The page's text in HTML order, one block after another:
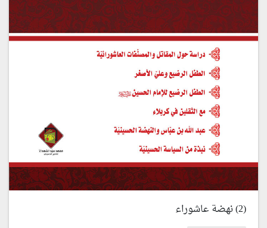
(2) نهضة عاشوراء